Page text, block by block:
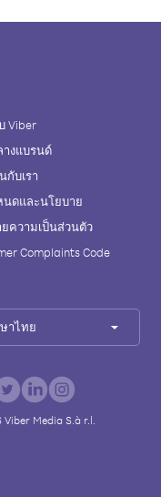
Viber
งแบรนด์
กับเรา
ดและนโยบาย
ความเป็นส่วนตัว
Complaints Code
าไทย
Viber Media S.à r.l.